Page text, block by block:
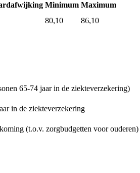
Minimum Maximum
80,10 86,10
65-74 jaar in de ziekteverzekering)
in de ziekteverzekering
(t.o.v. zorgbudgetten voor ouderen)